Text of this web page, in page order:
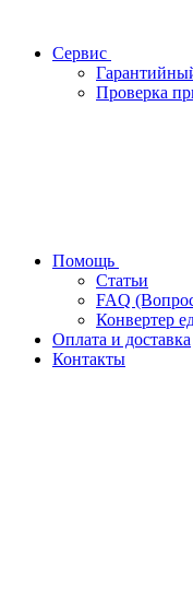
Сервис
Проверка
Помощь
Статьи
FAQ
Конвертер
Оплата и доставка
Контакты